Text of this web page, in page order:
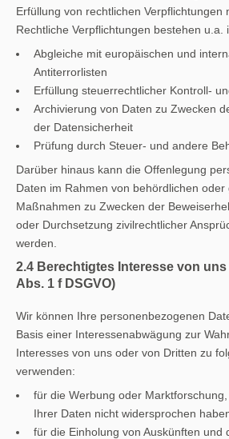
Erfüllung von rechtlichen Verpflichtungen
Rechtliche Verpflichtungen bestehen u.a.
Abgleiche mit europäischen und
Antiterrorlisten
Erfüllung steuerrechtlicher Kontroll-
Archivierung von Daten zu Zwecken
der Datensicherheit
Prüfung durch Steuer- und andere
Darüber hinaus kann die Offenlegung
Daten im Rahmen von behördlichen oder
Maßnahmen zu Zwecken der
oder Durchsetzung zivilrechtlicher
werden.
2.4 Berechtigtes Interesse von
Abs. 1 f DSGVO)
Wir können Ihre personenbezogenen
Basis einer Interessenabwägung zur
Interesses von uns oder von Dritten zu
verwenden:
für die Werbung oder
Ihrer Daten nicht widersprochen
für die Einholung von Auskünften und